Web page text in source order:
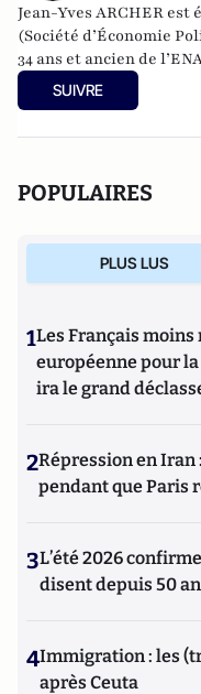
Jean-Yves ARCHER est
(Société d’Économie
34 ans et ancien de
SUIVRE
POPULAIRES
PLUS LUS
1Les Français
européenne pour
ira le grand
2Répression en Iran
pendant que Paris
3L’été 2026
disent depuis 50
4Immigration : les
après Ceuta